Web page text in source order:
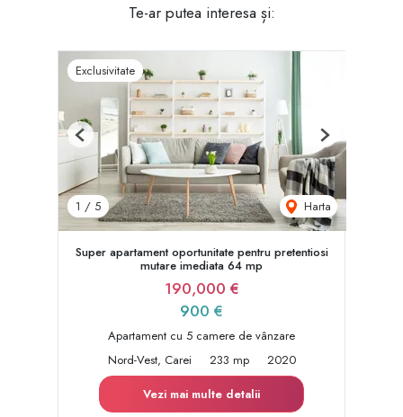
Te-ar putea interesa și:
Exclusivitate
1 / 5 Harta
Previous Next
Super apartament oportunitate pentru pretentiosi
mutare imediata 64 mp
190,000 €
900 €
Apartament cu 5 camere de vânzare
Nord-Vest, Carei
233 mp
2020
Vezi mai multe detalii